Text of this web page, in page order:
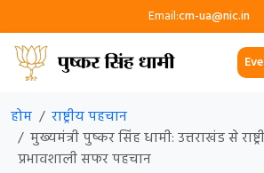
Email:cm-ua@nic.in
होम
राष्ट्रीय पहचान
मुख्यमंत्री पुष्कर सिंह धामी: उत्तराखंड से
प्रभावशाली सफर पहचान